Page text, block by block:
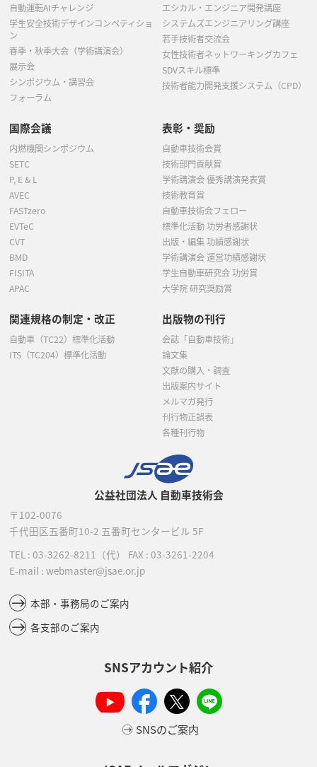
公益社団法人 自動車技術会
〒102-0076
千代田区五番町10-2 五番町センタービル 5F
TEL : 03-3262-8211 （代） FAX : 03-3261-2204
E-mail : webmaster@jsae.or.jp
本部・事務局のご案内
各支部のご案内
SNSアカウント紹介
SNSのご案内
自動運転AIチャレンジ
学生安全技術デザインコンペティショ
ン
春季・秋季大会（学術講演会）
展示会
シンポジウム・講習会
フォーラム
エシカル・エンジニア開発講座
システムズエンジニアリング講座
若手技術者交流会
女性技術者ネットワーキングカフェ
SDVスキル標準
技術者能力開発支援システム（CPD）
国際会議
内燃機関シンポジウム
SETC
P, E & L
AVEC
FASTzero
EVTeC
CVT
BMD
FISITA
APAC
表彰・奨励
自動車技術会賞
技術部門貢献賞
学術講演会 優秀講演発表賞
技術教育賞
自動車技術会フェロー
標準化活動 功労者感謝状
出版・編集 功績感謝状
学術講演会 運営功績感謝状
学生自動車研究会 功労賞
大学院 研究奨励賞
関連規格の制定・改正
自動車（TC22）標準化活動
ITS（TC204）標準化活動
出版物の刊行
会誌「自動車技術」
論文集
文献の購入・調査
出版案内サイト
メルマガ発行
刊行物正誤表
各種刊行物